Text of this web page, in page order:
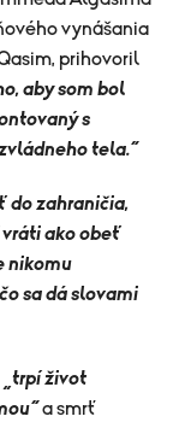
vynášania
prihovoril
aby som bol
s
tela.“
do zahraničia,
ako obeť
nikomu
sa dá slovami
„trpí život
a smrť